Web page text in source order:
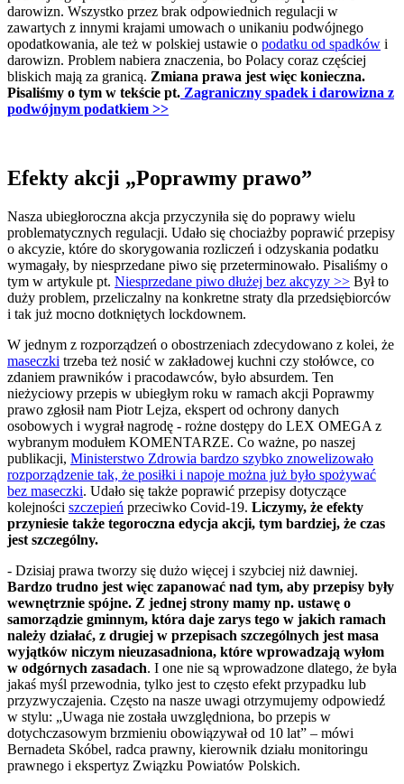
darowizn. Wszystko przez brak odpowiednich regulacji w
zawartych z innymi krajami umowach o unikaniu podwójnego
opodatkowania, ale też w polskiej ustawie o podatku od spadków i
darowizn. Problem nabiera znaczenia, bo Polacy coraz częściej
bliskich mają za granicą. Zmiana prawa jest więc konieczna.
Pisaliśmy o tym w tekście pt. Zagraniczny spadek i darowizna z
podwójnym podatkiem >>
Efekty akcji „Poprawmy prawo”
Nasza ubiegłoroczna akcja przyczyniła się do poprawy wielu
problematycznych regulacji. Udało się chociażby poprawić przepisy
o akcyzie, które do skorygowania rozliczeń i odzyskania podatku
wymagały, by niesprzedane piwo się przeterminowało. Pisaliśmy o
tym w artykule pt. Niesprzedane piwo dłużej bez akcyzy >> Był to
duży problem, przeliczalny na konkretne straty dla przedsiębiorców
i tak już mocno dotkniętych lockdownem.
W jednym z rozporządzeń o obostrzeniach zdecydowano z kolei, że
maseczki trzeba też nosić w zakładowej kuchni czy stołówce, co
zdaniem prawników i pracodawców, było absurdem. Ten
nieżyciowy przepis w ubiegłym roku w ramach akcji Poprawmy
prawo zgłosił nam Piotr Lejza, ekspert od ochrony danych
osobowych i wygrał nagrodę - rożne dostępy do LEX OMEGA z
wybranym modułem KOMENTARZE. Co ważne, po naszej
publikacji, Ministerstwo Zdrowia bardzo szybko znowelizowało
rozporządzenie tak, że posiłki i napoje można już było spożywać
bez maseczki. Udało się także poprawić przepisy dotyczące
kolejności szczepień przeciwko Covid-19. Liczymy, że efekty
przyniesie także tegoroczna edycja akcji, tym bardziej, że czas
jest szczególny.
- Dzisiaj prawa tworzy się dużo więcej i szybciej niż dawniej.
Bardzo trudno jest więc zapanować nad tym, aby przepisy były
wewnętrznie spójne. Z jednej strony mamy np. ustawę o
samorządzie gminnym, która daje zarys tego w jakich ramach
należy działać, z drugiej w przepisach szczególnych jest masa
wyjątków niczym nieuzasadniona, które wprowadzają wyłom
w odgórnych zasadach. I one nie są wprowadzone dlatego, że była
jakaś myśl przewodnia, tylko jest to często efekt przypadku lub
przyzwyczajenia. Często na nasze uwagi otrzymujemy odpowiedź
w stylu: „Uwaga nie została uwzględniona, bo przepis w
dotychczasowym brzmieniu obowiązywał od 10 lat” – mówi
Bernadeta Skóbel, radca prawny, kierownik działu monitoringu
prawnego i ekspertyz Związku Powiatów Polskich.